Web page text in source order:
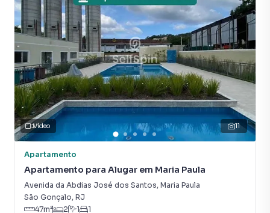
11
Vídeo
Apartamento
Apartamento para Alugar em Maria Paula
Avenida da Abdias José dos Santos, Maria Paula
São Gonçalo, RJ
47m² 2 1 1